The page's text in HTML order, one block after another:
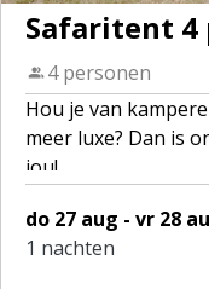
Safaritent 4
4 personen
Hou je van
meer luxe? Dan is
jou!
De tenten zijn
het domein zijn 2
do 27 aug - vr 28
1 nachten